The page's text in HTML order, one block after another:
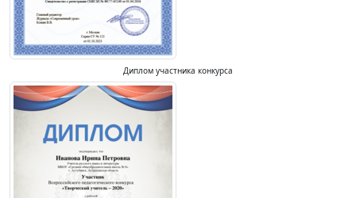
Диплом участника конкурса